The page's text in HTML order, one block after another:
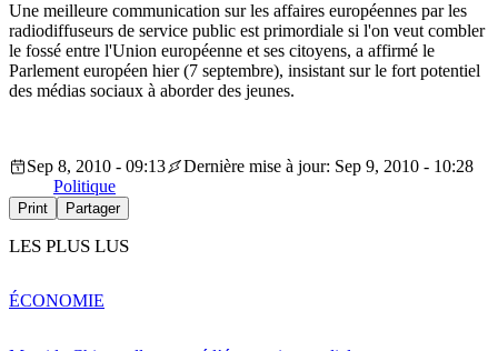
Une meilleure communication sur les affaires européennes par les
radiodiffuseurs de service public est primordiale si l'on veut combler
le fossé entre l'Union européenne et ses citoyens, a affirmé le
Parlement européen hier (7 septembre), insistant sur le fort potentiel
des médias sociaux à aborder des jeunes.
Sep 8, 2010 - 09:13
Dernière mise à jour: Sep 9, 2010 - 10:28
Politique
Print Partager
LES PLUS LUS
ÉCONOMIE